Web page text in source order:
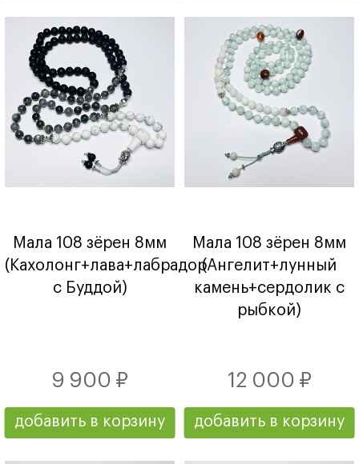
Мала 108 зёрен 8мм
(Кахолонг+лава+лабрадор
с Буддой)
9 900 ₽
добавить в корзину
Мала 108 зёрен 8мм
(Ангелит+лунный
камень+сердолик с
рыбкой)
12 000 ₽
добавить в корзину